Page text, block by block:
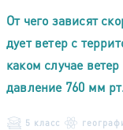
От чего зависят
дует ветер с
каком случае
давление 760 мм
5 класс